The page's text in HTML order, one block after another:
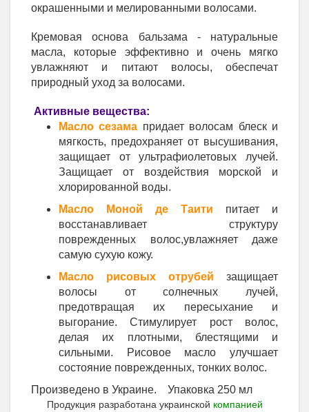
окрашенными и мелированными волосами.
Кремовая основа бальзама - натуральные
масла, которые эффективно и очень мягко
увлажняют и питают волосы, обеспечат
природный уход за волосами.
Активные вещества:
Масло сезама придает волосам блеск и
мягкость, предохраняет от высушивания,
защищает от ультрафиолетовых лучей.
Защищает от воздействия морской и
хлорированной воды.
Масло Моной де Таити питает и
восстанавливает структуру
поврежденных волос,увлажняет даже
самую сухую кожу.
Масло рисовых отрубей защищает
волосы от солнечных лучей,
предотвращая их пересыхание и
выгорание. Стимулирует рост волос,
делая их плотными, блестящими и
сильными. Рисовое масло улучшает
состояние поврежденных, тонких волос.
Произведено в Украине. Упаковка 250 мл
Продукция разработана украинской компанией